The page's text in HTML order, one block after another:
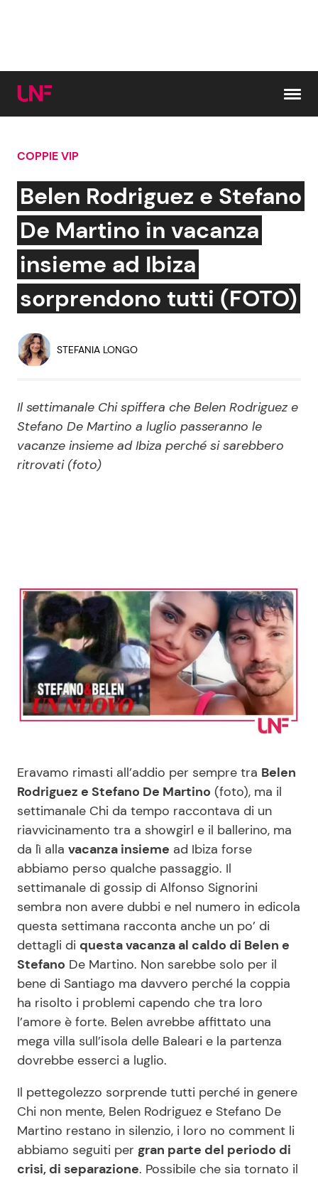
Cerca:
News e Cronaca
Attualità Italiana
Economia
Persone Scomparse
Politica
Gossip e TV
Bellezze VIP
Coppie VIP
Reality e Talent
Soap Opera
News Spettacolo
Benessere
Casa
Mondo Mamma
News benessere
Salute
Viaggi e Turismo
Festività
Cucina e Ricette
Consigli di Cucina
Le Ricette in TV
Primi Piatti
Ricette Facili e Veloci
Ricette Feste
Ricette per Bambini
Seguici
Info
Chi siamo
Redazione
COPPIE VIP
Belen Rodriguez e Stefano
De Martino in vacanza
insieme ad Ibiza
sorprendono tutti (FOTO)
STEFANIA LONGO
Il settimanale Chi spiffera che Belen Rodriguez e
Stefano De Martino a luglio passeranno le
vacanze insieme ad Ibiza perché si sarebbero
ritrovati (foto)
Eravamo rimasti all’addio per sempre tra Belen
Rodriguez e Stefano De Martino (foto), ma il
settimanale Chi da tempo raccontava di un
riavvicinamento tra a showgirl e il ballerino, ma
da lì alla vacanza insieme ad Ibiza forse
abbiamo perso qualche passaggio. Il
settimanale di gossip di Alfonso Signorini
sembra non avere dubbi e nel numero in edicola
questa settimana racconta anche un po’ di
dettagli di questa vacanza al caldo di Belen e
Stefano De Martino. Non sarebbe solo per il
bene di Santiago ma davvero perché la coppia
ha risolto i problemi capendo che tra loro
l’amore è forte. Belen avrebbe affittato una
mega villa sull’isola delle Baleari e la partenza
dovrebbe esserci a luglio.
Il pettegolezzo sorprende tutti perché in genere
Chi non mente, Belen Rodriguez e Stefano De
Martino restano in silenzio, i loro no comment li
abbiamo seguiti per gran parte del periodo di
crisi, di separazione. Possibile che sia tornato il